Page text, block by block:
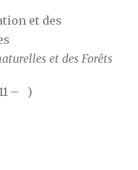
et des
et des Forêts
– )